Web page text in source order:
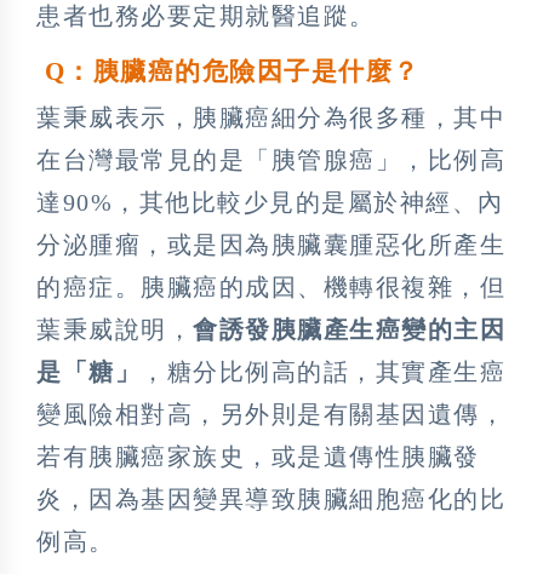
患者也務必要定期就醫追蹤。
Q ：胰臟癌的危險因子是什麼？
葉秉威表示，胰臟癌細分為很多種，其中
在台灣最常見的是「胰管腺癌」，比例高
達90%，其他比較少見的是屬於神經、內
分泌腫瘤，或是因為胰臟囊腫惡化所產生
的癌症。胰臟癌的成因、機轉很複雜，但
葉秉威說明， 會誘發胰臟產生癌變的主因
是「糖」
，糖分比例高的話，其實產生癌
變風險相對高，另外則是有關基因遺傳，
若有胰臟癌家族史，或是遺傳性胰臟發
炎，因為基因變異導致胰臟細胞癌化的比
例高。